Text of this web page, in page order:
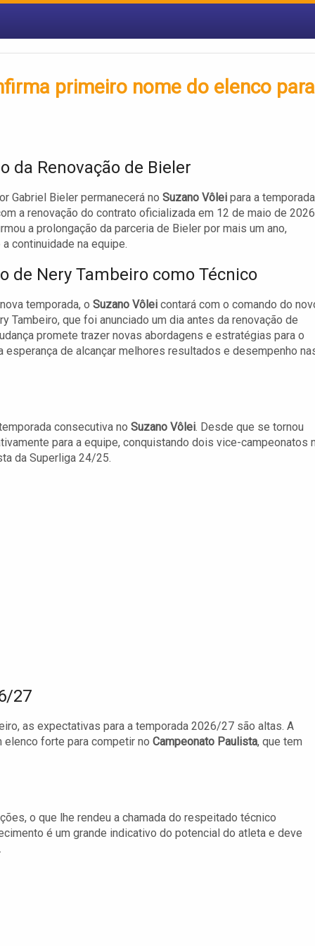
primeiro nome do elenco para
da Renovação de Bieler
Gabriel Bieler permanecerá no Suzano Vôlei para a temporada
a renovação do contrato oficializada em 12 de maio de
a prolongação da parceria de Bieler por mais um ano,
continuidade na equipe.
de Nery Tambeiro como Técnico
temporada, o Suzano Vôlei contará com o comando do
Tambeiro, que foi anunciado um dia antes da renovação de
promete trazer novas abordagens e estratégias para o
esperança de alcançar melhores resultados e desempenho
consecutiva no Suzano Vôlei. Desde que se tornou
para a equipe, conquistando dois vice-campeonatos
da Superliga 24/25.
27
as expectativas para a temporada 2026/27 são altas. A
forte para competir no Campeonato Paulista, que tem
o que lhe rendeu a chamada do respeitado técnico
é um grande indicativo do potencial do atleta e deve